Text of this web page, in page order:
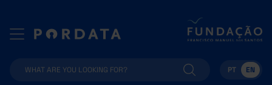
PT EN